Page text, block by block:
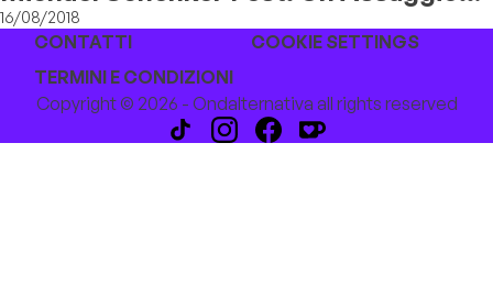
Del Video Ufficiale Di "Take Me To The
Church"
16/08/2018
CONTATTI
COOKIE SETTINGS
TERMINI E CONDIZIONI
Copyright © 2026 - Ondalternativa all rights reserved